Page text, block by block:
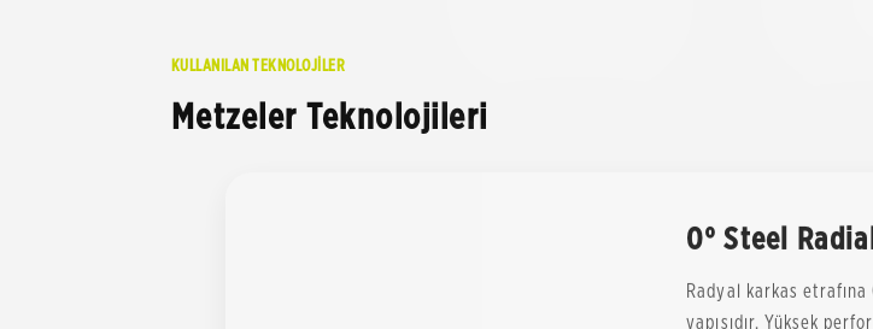
KULLANILAN TEKNOLOJİLER
Metzeler Teknolojileri
0° Steel
Radyal karkas
yapısıdır. Yüksek